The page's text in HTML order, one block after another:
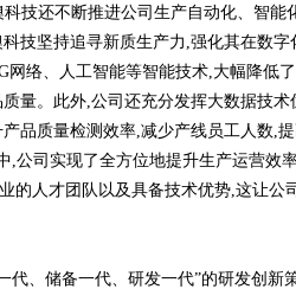
技还不断推进公司生产自动化、智能
技坚持追寻新质生产力,强化其在数字
络、人工智能等智能技术,大幅降低
量。此外,公司还充分发挥大数据技
品质量检测效率,减少产线员工人数,提
,公司实现了全方位地提升生产运营效
的人才团队以及具备技术优势,这让公
代、储备一代、研发一代”的研发创新